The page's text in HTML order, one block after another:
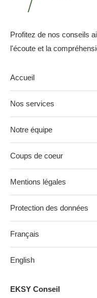
Profitez de nos conseils
l'écoute et la
Accueil
Nos services
Notre équipe
Coups de coeur
Mentions légales
Protection des données
Français
English
EKSY Conseil